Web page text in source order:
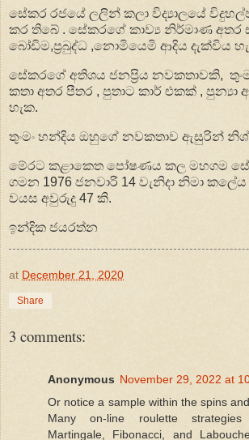
සේකර රජයේ ලලින් කලා විද්‍යාලයේ
කර තිබේ . සේකරගේ කාව්‍ය නිර්මාණ අතර
බෝඩිම,ප්‍රබුද්ධ ,නොමියෙමි ආදිය දැක්විය
සේකරගේ අතිශය ජනප්‍රිය නවකතාවකි,
කතා අතර පීතර , පුතාට කාර් එකක් , පුන්‍යා
හැක.
තුංමං හන්දිය ඔහුගේ නවකතාව ඇසුරින්
මේරට කළාකෙත පෝෂණය කල මහගම
ගමන 1976 ජනවාරි 14 වැනිදා නිමා
වයස අවුරුදු 47 කි.
ඉන්දික ජයරත්න
at December 21, 2020
Share
3 comments:
Anonymous November 29, 2022 at
Or notice a sample within the spins
Many on-line roulette
Martingale, Fibonacci, and